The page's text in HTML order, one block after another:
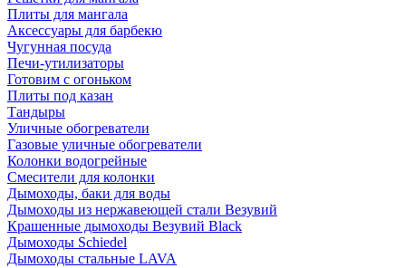
Плиты для мангала
Аксессуары для барбекю
Чугунная посуда
Печи-утилизаторы
Готовим с огоньком
Плиты под казан
Тандыры
Уличные обогреватели
Газовые уличные обогреватели
Колонки водогрейные
Смесители для колонки
Дымоходы, баки для воды
Дымоходы из нержавеющей стали Везувий
Крашенные дымоходы Везувий Black
Дымоходы Schiedel
Дымоходы стальные LAVA